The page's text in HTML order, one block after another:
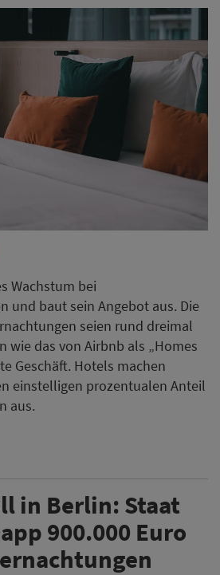
Wachstum bei
und baut sein Angebot aus. Die
seien rund dreimal
wie das von Airbnb als „Homes
Geschäft. Hotels machen
einstelligen prozentualen Anteil
aus.
in Berlin: Staat
900.000 Euro